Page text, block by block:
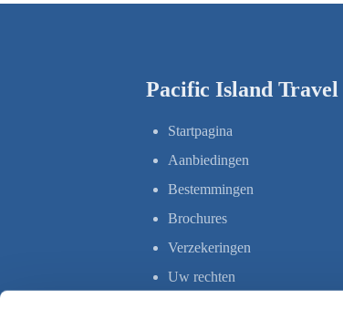
Pacific Island Travel
Startpagina
Aanbiedingen
Bestemmingen
Brochures
Verzekeringen
Uw rechten